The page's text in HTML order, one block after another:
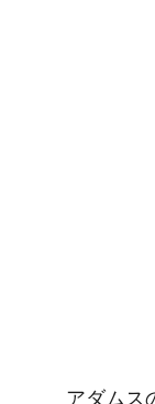
アダムス